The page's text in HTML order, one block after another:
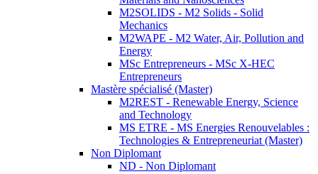
M2SOLIDS - M2 Solids - Solid
Mechanics
M2WAPE - M2 Water, Air, Pollution and
Energy
MSc Entrepreneurs - MSc X-HEC
Entrepreneurs
Mastère spécialisé (Master)
M2REST - Renewable Energy, Science
and Technology
MS ETRE - MS Energies Renouvelables :
Technologies & Entrepreneuriat (Master)
Non Diplomant
ND - Non Diplomant